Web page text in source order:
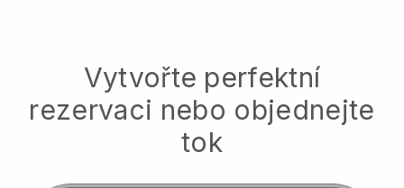
Vytvořte perfektní
rezervaci nebo objednejte
tok